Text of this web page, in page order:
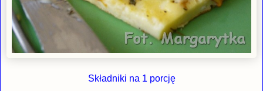
Składniki na 1 porcję